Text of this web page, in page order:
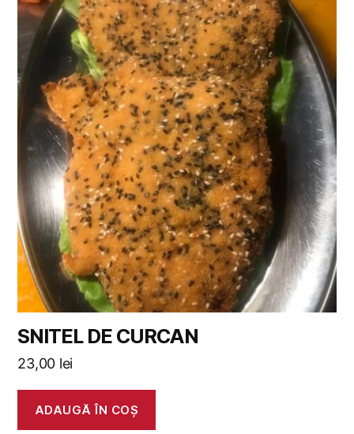
SNITEL DE CURCAN
23,00 lei
ADAUGĂ ÎN COȘ